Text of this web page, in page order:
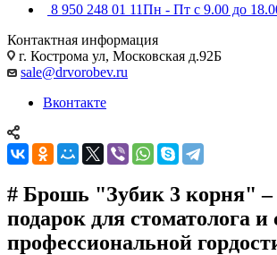
8 950 248 01 11Пн - Пт с 9.00 до
Контактная информация
г. Кострома ул, Московская д.92Б
sale@drvorobev.ru
Вконтакте
# Брошь "Зубик 3 корня"
подарок для стоматолога и
профессиональной